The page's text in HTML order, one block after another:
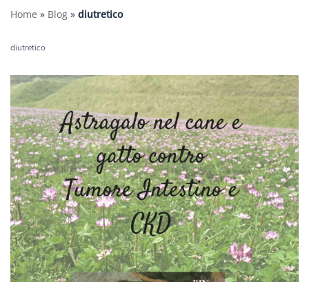
Home » Blog » diutretico
diutretico